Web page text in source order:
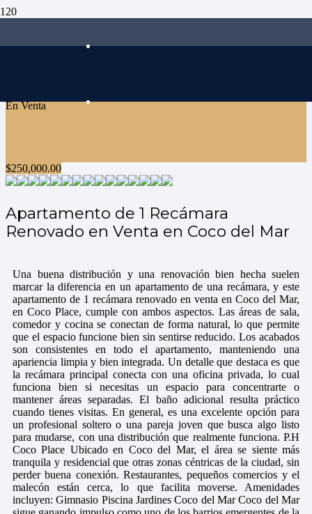
En Venta
$250,000.00
Apartamento de 1 Recámara
Renovado en Venta en Coco del Mar
Una buena distribución y una renovación bien hecha suelen
marcar la diferencia en un apartamento de una recámara, y este
apartamento de 1 recámara renovado en venta en Coco del Mar,
en Coco Place, cumple con ambos aspectos. Las áreas de sala,
comedor y cocina se conectan de forma natural, lo que permite
que el espacio funcione bien sin sentirse reducido. Los acabados
son consistentes en todo el apartamento, manteniendo una
apariencia limpia y bien integrada. Un detalle que destaca es que
la recámara principal conecta con una oficina privada, lo cual
funciona bien si necesitas un espacio para concentrarte o
mantener áreas separadas. El baño adicional resulta práctico
cuando tienes visitas. En general, es una excelente opción para
un profesional soltero o una pareja joven que busca algo listo
para mudarse, con una distribución que realmente funciona. P.H
Coco Place Ubicado en Coco del Mar, el área se siente más
tranquila y residencial que otras zonas céntricas de la ciudad, sin
perder buena conexión. Restaurantes, pequeños comercios y el
malecón están cerca, lo que facilita moverse. Amenidades
incluyen: Gimnasio Piscina Jardines Coco del Mar Coco del Mar